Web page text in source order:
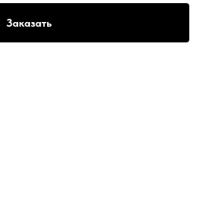
Заказать